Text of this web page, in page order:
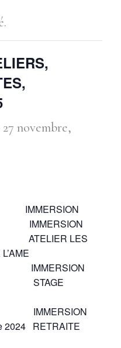
27 novembre,
IMMERSION
IMMERSION
ATELIER LES
IMMERSION
STAGE
IMMERSION
2024 RETRAITE